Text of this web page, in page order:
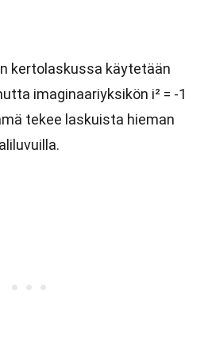
kertolaskussa käytetään
imaginaariyksikön i² = -1
tekee laskuista hieman